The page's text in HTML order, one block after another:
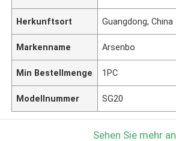
Herkunftsort Guangdong, China
Markenname Arsenbo
Min Bestellmenge 1PC
Modellnummer SG20
Sehen Sie mehr an